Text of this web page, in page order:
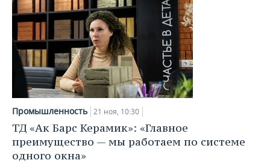
Промышленность 21 ноя, 10:30
ТД «Ак Барс Керамик»: «Главное
преимущество — мы работаем по системе
одного окна»